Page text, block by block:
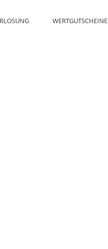
WERTGUTSCHEINE